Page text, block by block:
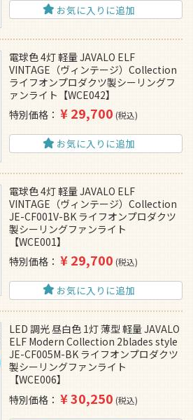
お気に入りに追加
電球色 4灯 軽量 JAVALO ELF
VINTAGE（ヴィンテージ）Collection
ライフオンプロダクツ製シーリングフ
ァンライト【WCE042】
特別価格
¥29,700 税込
お気に入りに追加
電球色 4灯 軽量 JAVALO ELF
VINTAGE（ヴィンテージ）Collection
JE-CF001V-BK ライフオンプロダクツ
製シーリングファンライト
【WCE001】
特別価格
¥29,700 税込
お気に入りに追加
LED 調光 昼白色 1灯 薄型 軽量 JAVALO
ELF Modern Collection 2blades style
JE-CF005M-BK ライフオンプロダクツ
製シーリングファンライト
【WCE006】
特別価格
¥30,250 税込